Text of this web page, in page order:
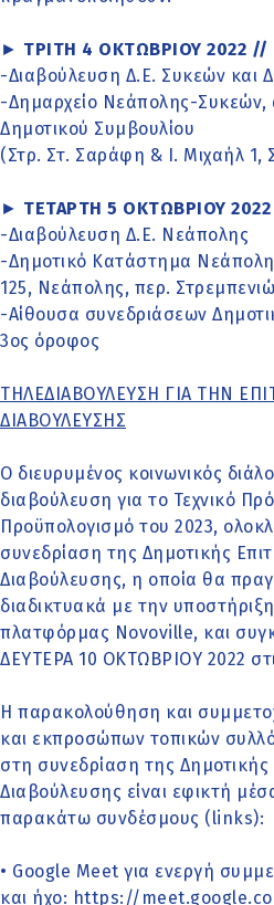
► ΤΡΙΤΗ 4 ΟΚΤΩΒΡΙΟΥ 2022 //
-Διαβούλευση Δ.Ε. Συκεών και
-Δημαρχείο Νεάπολης-Συκεών,
Δημοτικού Συμβουλίου
(Στρ. Στ. Σαράφη & Ι. Μιχαήλ 1,
► ΤΕΤΑΡΤΗ 5 ΟΚΤΩΒΡΙΟΥ
-Διαβούλευση Δ.Ε. Νεάπολης
-Δημοτικό Κατάστημα
125, Νεάπολης, περ.
-Αίθουσα συνεδριάσεων
3ος όροφος
ΤΗΛΕΔΙΑΒΟΥΛΕΥΣΗ ΓΙΑ ΤΗΝ
ΔΙΑΒΟΥΛΕΥΣΗΣ
Ο διευρυμένος κοινωνικός
διαβούλευση για το Τεχνικό
Προϋπολογισμό του 2023,
συνεδρίαση της Δημοτικής
Διαβούλευσης, η οποία θα
διαδικτυακά με την
πλατφόρμας Novoville, και
ΔΕΥΤΕΡΑ 10 ΟΚΤΩΒΡΙΟΥ 2022
Η παρακολούθηση και
και εκπροσώπων τοπικών
στη συνεδρίαση της Δημοτικής
Διαβούλευσης είναι εφικτή
παρακάτω συνδέσμους (links):
• Google Meet για ενεργή
και ήχο: https://